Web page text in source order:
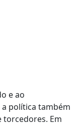
e ao
política também
Em